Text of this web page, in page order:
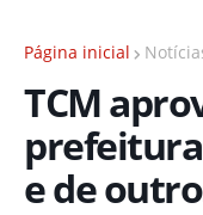
Página inicial
TCM
e de